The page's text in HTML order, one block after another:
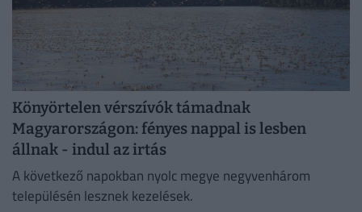
Könyörtelen vérszívók támadnak
Magyarországon: fényes nappal is lesben
állnak - indul az irtás
A következő napokban nyolc megye negyvenhárom
településén lesznek kezelések.